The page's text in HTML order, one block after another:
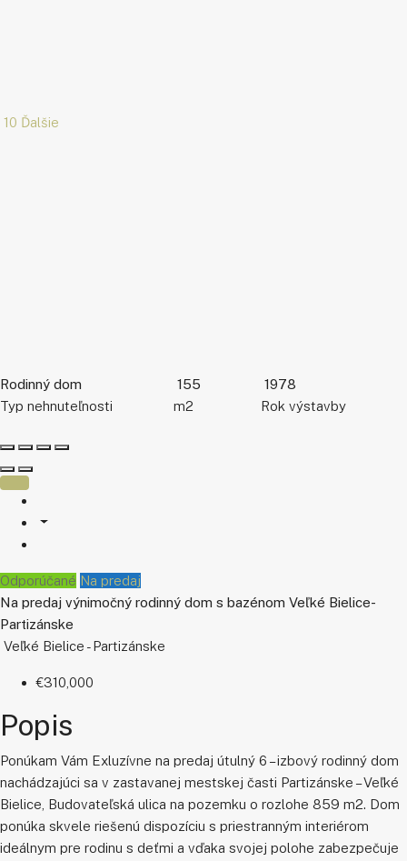
10 Ďalšie
Rodinný dom
Typ nehnuteľnosti
155
m2
1978
Rok výstavby
Odporúčané Na predaj
Na predaj výnimočný rodinný dom s bazénom Veľké Bielice-
Partizánske
Veľké Bielice - Partizánske
€310,000
Popis
Ponúkam Vám Exluzívne na predaj útulný 6 – izbový rodinný dom
nachádzajúci sa v zastavanej mestskej časti Partizánske – Veľké
Bielice, Budovateľská ulica na pozemku o rozlohe 859 m2. Dom
ponúka skvele riešenú dispozíciu s priestranným interiérom
ideálnym pre rodinu s deťmi a vďaka svojej polohe zabezpečuje